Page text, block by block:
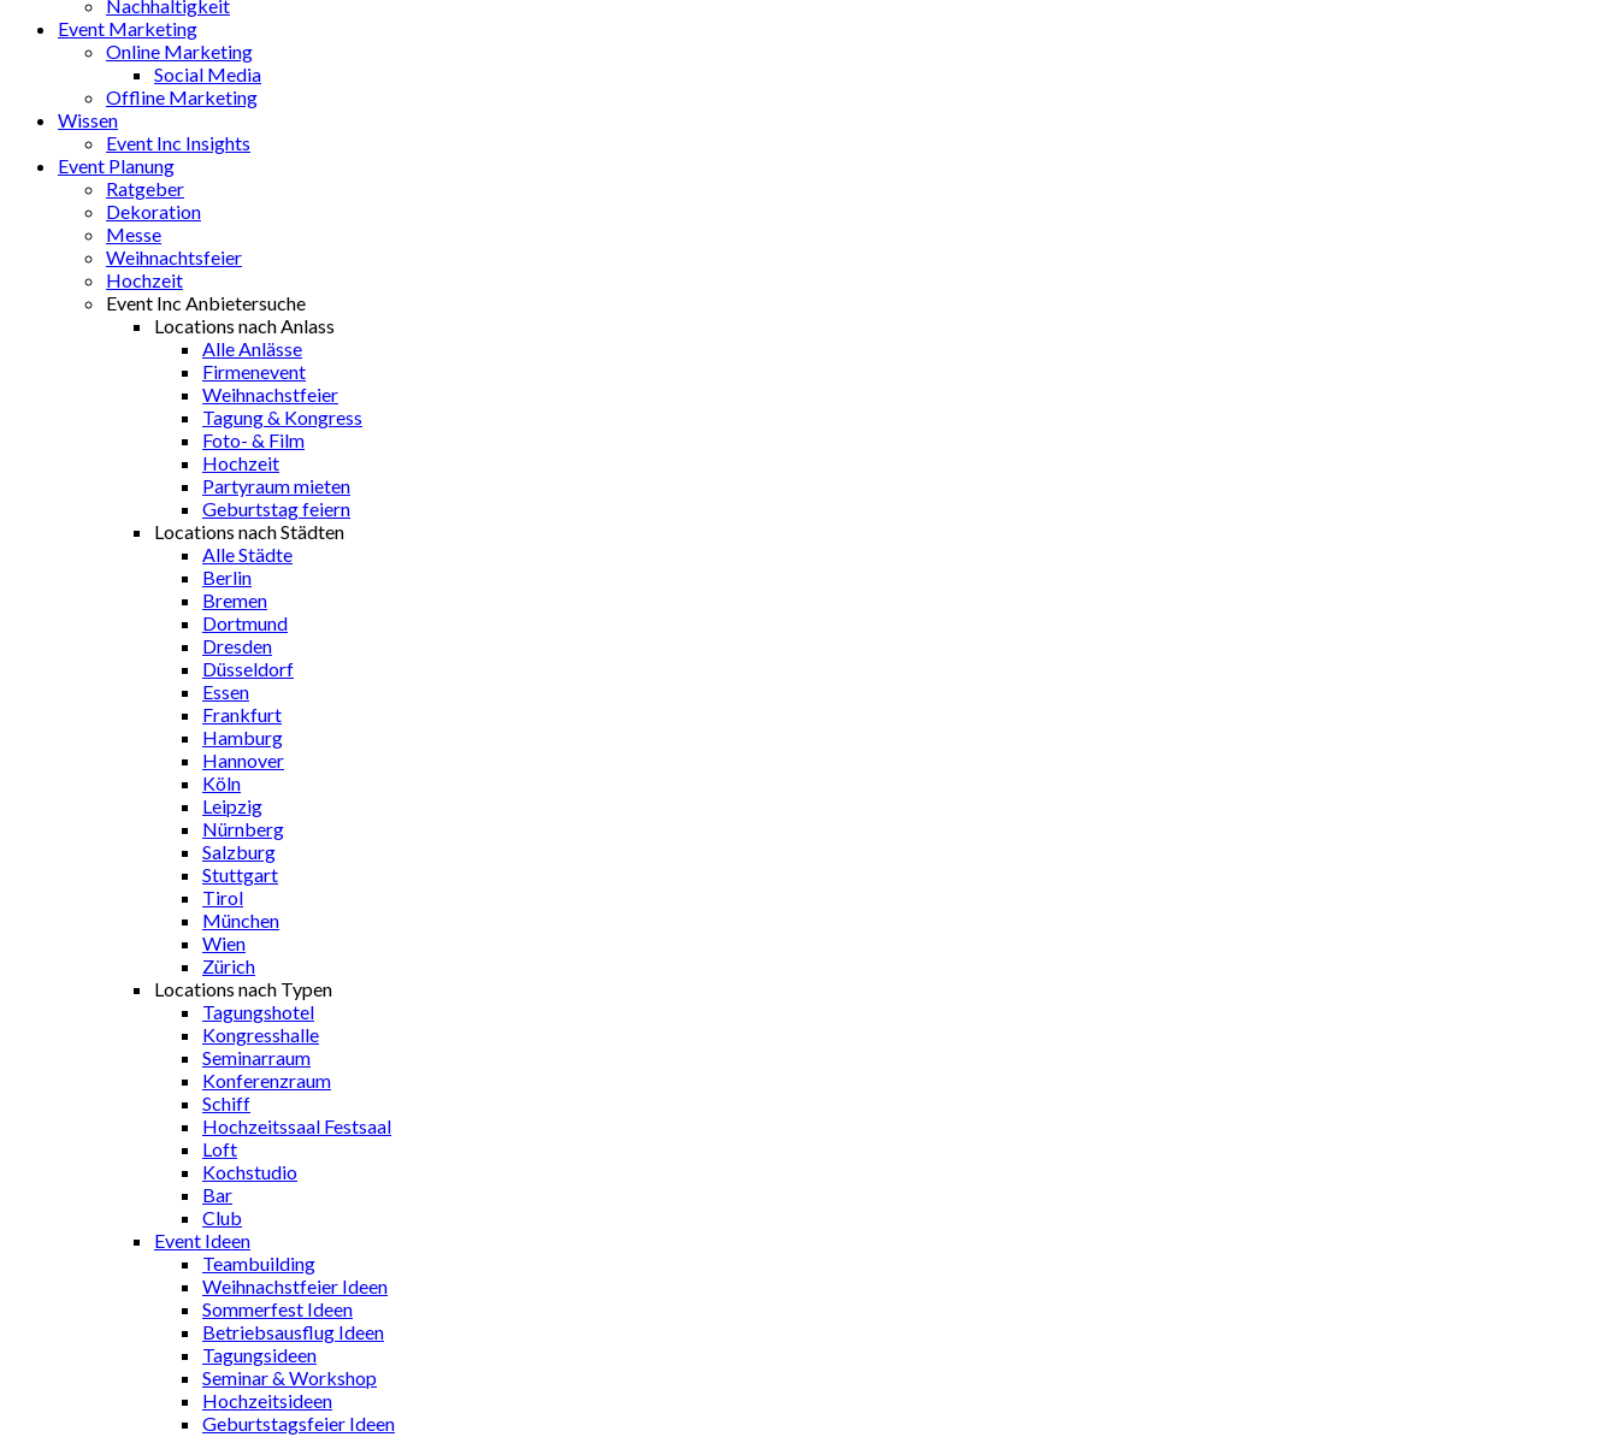
Nachhaltigkeit
Event Marketing
Online Marketing
Social Media
Offline Marketing
Wissen
Event Inc Insights
Event Planung
Ratgeber
Dekoration
Messe
Weihnachtsfeier
Hochzeit
Event Inc Anbietersuche
Locations nach Anlass
Alle Anlässe
Firmenevent
Weihnachstfeier
Tagung & Kongress
Foto- & Film
Hochzeit
Partyraum mieten
Geburtstag feiern
Locations nach Städten
Alle Städte
Berlin
Bremen
Dortmund
Dresden
Düsseldorf
Essen
Frankfurt
Hamburg
Hannover
Köln
Leipzig
Nürnberg
Salzburg
Stuttgart
Tirol
München
Wien
Zürich
Locations nach Typen
Tagungshotel
Kongresshalle
Seminarraum
Konferenzraum
Schiff
Hochzeitssaal Festsaal
Loft
Kochstudio
Bar
Club
Event Ideen
Teambuilding
Weihnachstfeier Ideen
Sommerfest Ideen
Betriebsausflug Ideen
Tagungsideen
Seminar & Workshop
Hochzeitsideen
Geburtstagsfeier Ideen